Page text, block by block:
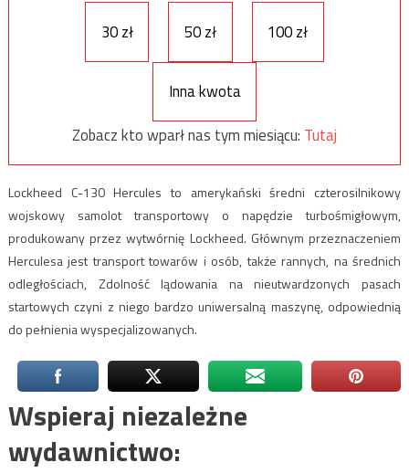
30 zł 50 zł 100 zł
Inna kwota
Zobacz kto wparł nas tym miesiącu: Tutaj
Lockheed C-130 Hercules to amerykański średni czterosilnikowy
wojskowy samolot transportowy o napędzie turbośmigłowym,
produkowany przez wytwórnię Lockheed. Głównym przeznaczeniem
Herculesa jest transport towarów i osób, także rannych, na średnich
odległościach, Zdolność lądowania na nieutwardzonych pasach
startowych czyni z niego bardzo uniwersalną maszynę, odpowiednią
do pełnienia wyspecjalizowanych.
Wspieraj niezależne
wydawnictwo: